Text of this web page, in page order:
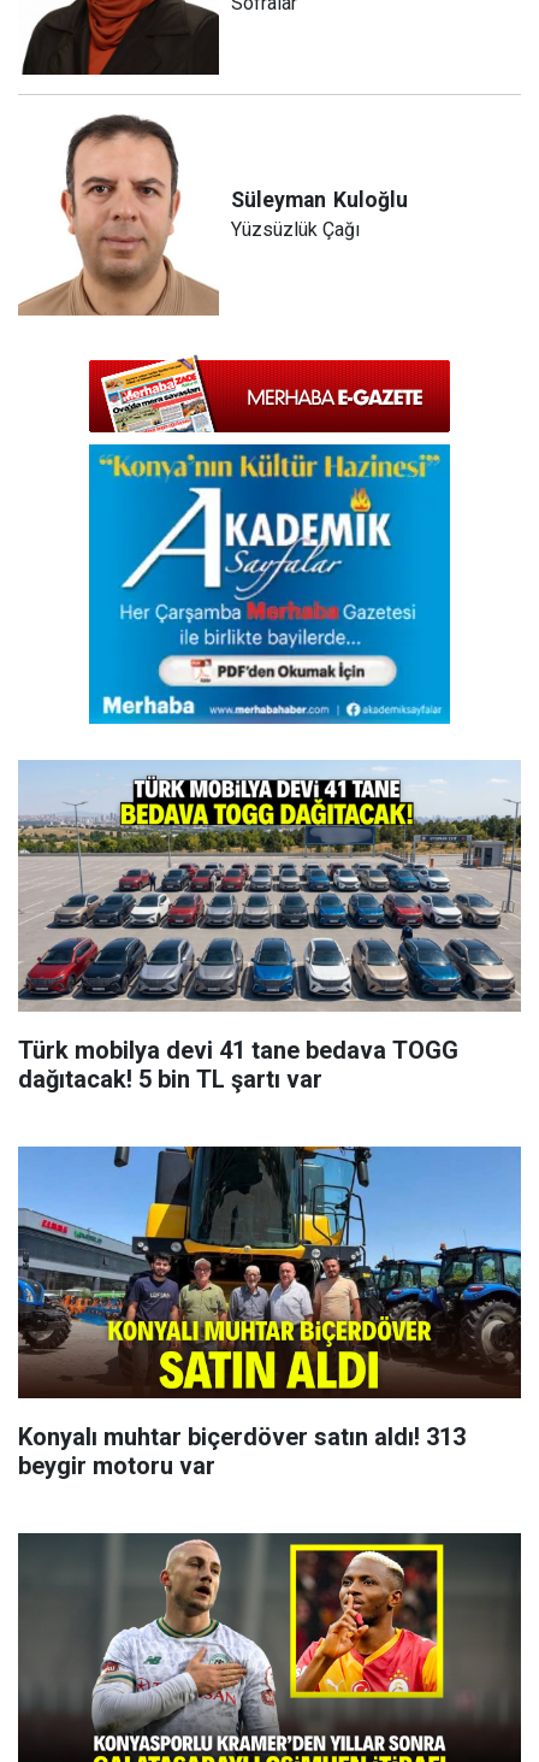
Süleyman Kuloğlu
Yüzsüzlük Çağı
Türk mobilya devi 41 tane bedava TOGG
dağıtacak! 5 bin TL şartı var
Konyalı muhtar biçerdöver satın aldı! 313
beygir motoru var